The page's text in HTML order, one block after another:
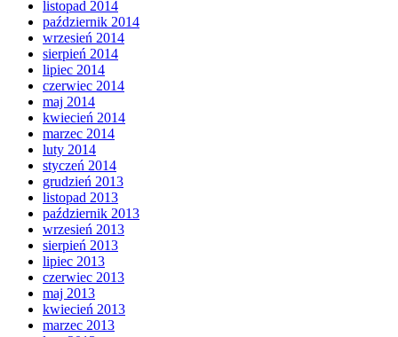
listopad 2014
październik 2014
wrzesień 2014
sierpień 2014
lipiec 2014
czerwiec 2014
maj 2014
kwiecień 2014
marzec 2014
luty 2014
styczeń 2014
grudzień 2013
listopad 2013
październik 2013
wrzesień 2013
sierpień 2013
lipiec 2013
czerwiec 2013
maj 2013
kwiecień 2013
marzec 2013